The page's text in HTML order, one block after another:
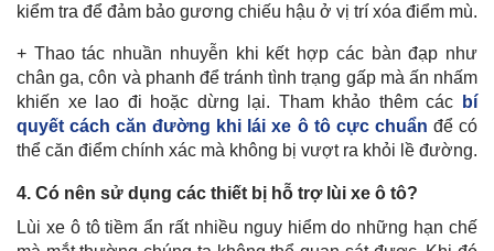
kiểm tra để đảm bảo gương chiếu hậu ở vị trí xóa điểm mù.
+ Thao tác nhuần nhuyễn khi kết hợp các bàn đạp như
chân ga, côn và phanh để tránh tình trạng gấp mà ấn nhấm
khiến xe lao đi hoặc dừng lại. Tham khảo thêm các
bí
quyết cách căn đường khi lái xe ô tô cực chuẩn để có
thể căn điểm chính xác mà không bị vượt ra khỏi lề đường.
4. Có nên sử dụng các thiết bị hỗ trợ lùi xe ô tô?
Lùi xe ô tô tiềm ẩn rất nhiều nguy hiểm do những hạn chế